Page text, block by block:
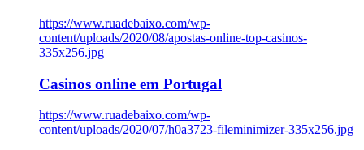
https://www.ruadebaixo.com/wp-
content/uploads/2020/08/apostas-online-top-casinos-
335x256.jpg
Casinos online em Portugal
https://www.ruadebaixo.com/wp-
content/uploads/2020/07/h0a3723-fileminimizer-335x256.jpg